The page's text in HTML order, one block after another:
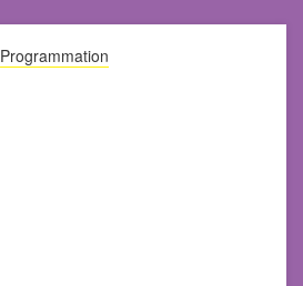
Programmation